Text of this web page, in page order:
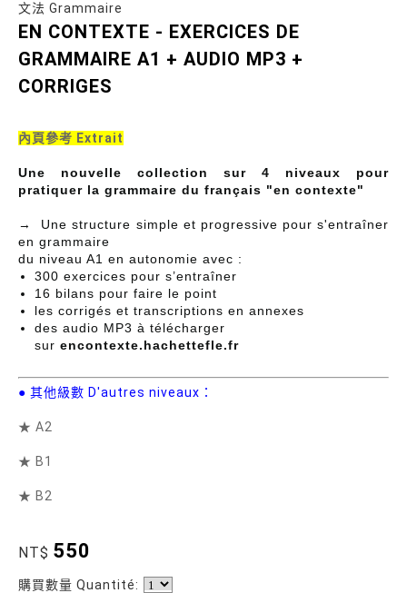
文法 Grammaire
EN CONTEXTE - EXERCICES DE
GRAMMAIRE A1 + AUDIO MP3 +
CORRIGES
內頁參考 Extrait
Une nouvelle collection sur 4 niveaux pour
pratiquer la grammaire du français "en contexte"
→ Une structure simple et progressive pour s'entraîner
en grammaire
du niveau A1 en autonomie avec :
300 exercices pour s’entraîner
16 bilans pour faire le point
les corrigés et transcriptions en annexes
des audio MP3 à télécharger
sur encontexte.hachettefle.fr
● 其他級數 D'autres niveaux：
★ A2
★ B1
★ B2
NT$ 550
購買數量 Quantité: